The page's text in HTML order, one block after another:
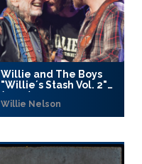
Willie and The Boys
"Willie´s Stash Vol. 2"
(2017)
Willie Nelson